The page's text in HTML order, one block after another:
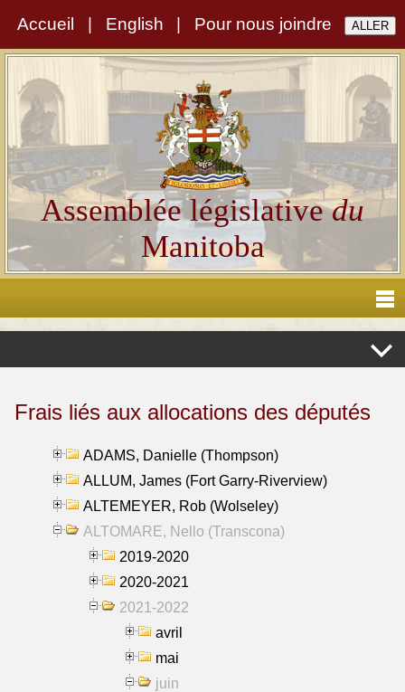
Accueil English Pour nous joindre
Assemblée législativedu
Manitoba
Frais liés aux allocations des députés
ADAMS, Danielle (Thompson)
ALLUM, James (Fort Garry-Riverview)
ALTEMEYER, Rob (Wolseley)
ALTOMARE, Nello (Transcona)
2019-2020
2020-2021
2021-2022
avril
mai
juin